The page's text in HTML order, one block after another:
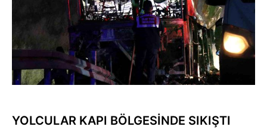
YOLCULAR KAPI BÖLGESİNDE SIKIŞTI